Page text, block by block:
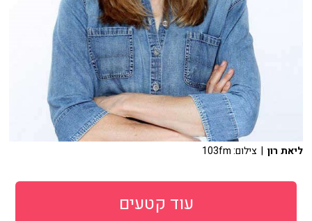
ליאת רון | צילום: 103fm
עוד קטעים